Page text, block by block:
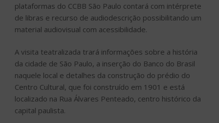
plataformas do CCBB São Paulo contará com intérprete
de libras e recurso de audiodescrição possibilitando um
material audiovisual com acessibilidade.
A visita teatralizada trará informações sobre a história
da cidade de São Paulo, a inserção do Banco do Brasil
naquele local e detalhes da construção do prédio do
Centro Cultural, que foi construído em 1901 e está
localizado na Rua Álvares Penteado, centro histórico da
capital paulista.